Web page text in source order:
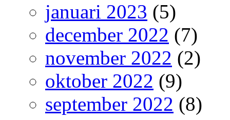
januari 2023 (5)
december 2022 (7)
november 2022 (2)
oktober 2022 (9)
september 2022 (8)